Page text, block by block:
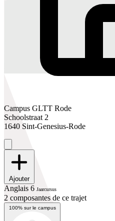
Campus GLTT Rode
Schoolstraat 2
1640 Sint-Genesius-Rode
Ajouter
Anglais 6 Jaarcursus
2 composantes de ce trajet
100% sur le campus